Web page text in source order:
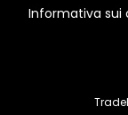
Informativa sui